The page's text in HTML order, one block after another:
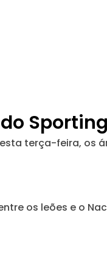
terça-feira,
os leões e o